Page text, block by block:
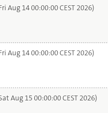
Aug 14 00:00:00 CEST 2026)
Aug 14 00:00:00 CEST 2026)
Aug 15 00:00:00 CEST 2026)